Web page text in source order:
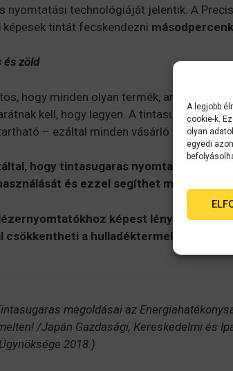
A legjobb
cookie-k.
olyan
egyedi
nyomtatási technológiáját jelentik. A
képesek tintát fecskendezni
és zöld
hogy minden olyan termék, ami része
kell, hogy legyen. A tintasugaras
– ezáltal minden vásárló számára
hogy tintasugaras nyomtatóra vált,
és ezzel segíthet megóvni az
képest lényegesen
csökkentheti a hulladéktermelést.
megoldásai az
/Japán Gazdasági, Kereskedelmi és
2018.)